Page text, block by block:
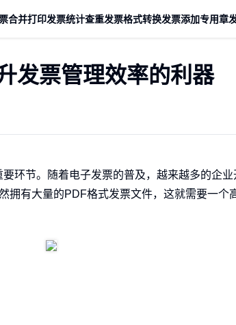
合并打印发票统计查重发票格式转换发票添加专用章
发票管理效率的利器
环节。随着电子发票的普及，越来越多的企
有大量的PDF格式发票文件，这就需要一个